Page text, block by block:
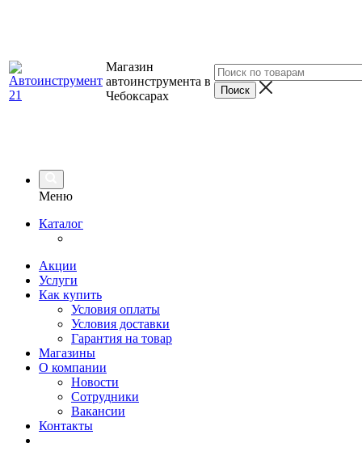
Магазин
автоинструмента в
Чебоксарах
Меню
Каталог
Акции
Услуги
Как купить
Условия оплаты
Условия доставки
Гарантия на товар
Магазины
О компании
Новости
Сотрудники
Вакансии
Контакты